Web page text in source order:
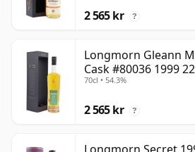
2 565 kr ?
Longmorn Gleann
Cask #80036 1999
70cl • 54.3%
2 565 kr ?